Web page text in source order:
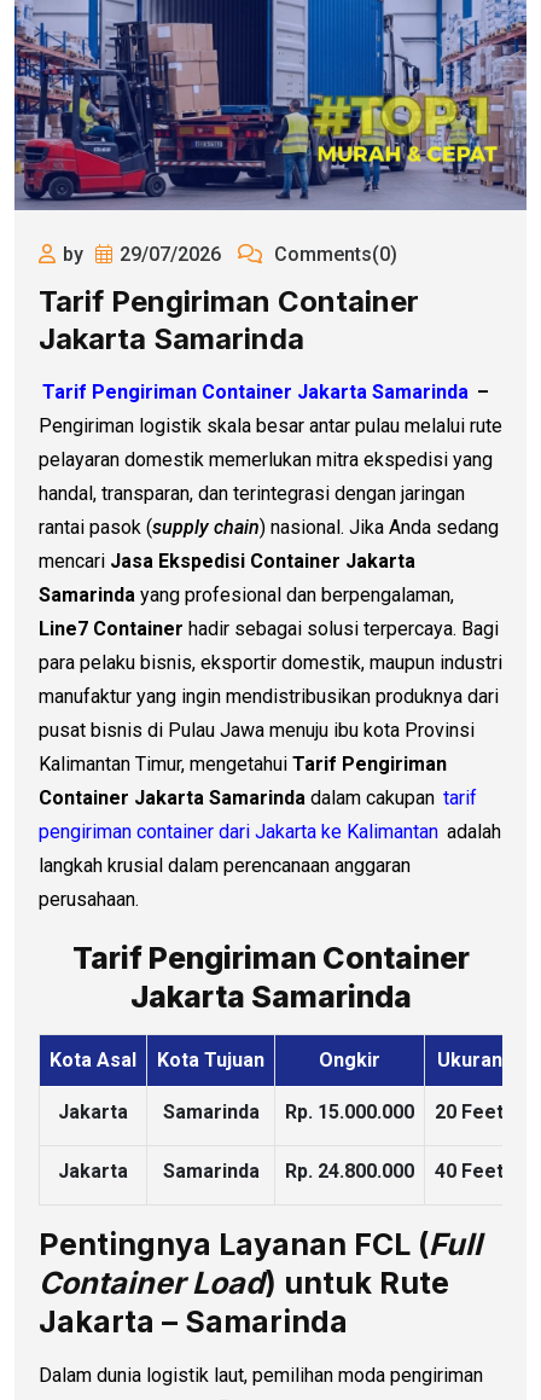
by 29/07/2026 Comments(0)
Tarif Pengiriman Container
Jakarta Samarinda
Tarif Pengiriman Container Jakarta Samarinda –
Pengiriman logistik skala besar antar pulau melalui rute
pelayaran domestik memerlukan mitra ekspedisi yang
handal, transparan, dan terintegrasi dengan jaringan
rantai pasok (supply chain) nasional. Jika Anda sedang
mencari Jasa Ekspedisi Container Jakarta
Samarinda yang profesional dan berpengalaman,
Line7 Container hadir sebagai solusi terpercaya. Bagi
para pelaku bisnis, eksportir domestik, maupun industri
manufaktur yang ingin mendistribusikan produknya dari
pusat bisnis di Pulau Jawa menuju ibu kota Provinsi
Kalimantan Timur, mengetahui Tarif Pengiriman
Container Jakarta Samarinda dalam cakupan tarif
pengiriman container dari Jakarta ke Kalimantan adalah
langkah krusial dalam perencanaan anggaran
perusahaan.
Tarif Pengiriman Container
Jakarta Samarinda
Kota Asal Kota Tujuan Ongkir Ukuran
Jakarta Samarinda Rp. 15.000.000 20 Feet
Jakarta Samarinda Rp. 24.800.000 40 Feet
Pentingnya Layanan FCL (Full
Container Load) untuk Rute
Jakarta – Samarinda
Dalam dunia logistik laut, pemilihan moda pengiriman